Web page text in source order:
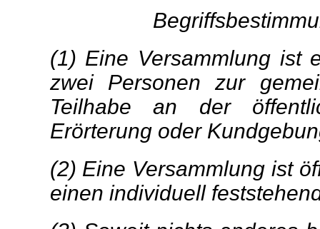
(1) Eine Versammlung ist
zwei Personen zur
Teilhabe an der
Erörterung oder
(2) Eine Versammlung ist
einen individuell